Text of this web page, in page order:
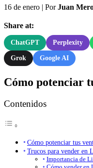
16 de enero | PorJuan
Share at:
ChatGPT Perplexity
Grok Google AI
Cómo potenciar
Contenidos
Cómo potenciar tus
Trucos para vender en
Importancia de